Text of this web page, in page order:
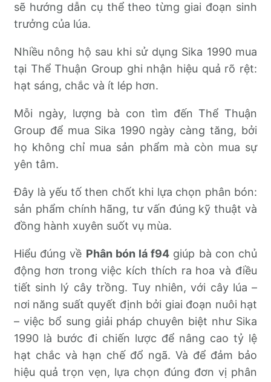
sẽ hướng dẫn cụ thể theo từng giai đoạn sinh
trưởng của lúa.
Nhiều nông hộ sau khi sử dụng Sika 1990 mua
tại Thể Thuận Group ghi nhận hiệu quả rõ rệt:
hạt sáng, chắc và ít lép hơn.
Mỗi ngày, lượng bà con tìm đến Thể Thuận
Group để mua Sika 1990 ngày càng tăng, bởi
họ không chỉ mua sản phẩm mà còn mua sự
yên tâm.
Đây là yếu tố then chốt khi lựa chọn phân bón:
sản phẩm chính hãng, tư vấn đúng kỹ thuật và
đồng hành xuyên suốt vụ mùa.
Hiểu đúng về Phân bón lá f94 giúp bà con chủ
động hơn trong việc kích thích ra hoa và điều
tiết sinh lý cây trồng. Tuy nhiên, với cây lúa –
nơi năng suất quyết định bởi giai đoạn nuôi hạt
– việc bổ sung giải pháp chuyên biệt như Sika
1990 là bước đi chiến lược để nâng cao tỷ lệ
hạt chắc và hạn chế đổ ngã. Và để đảm bảo
hiệu quả trọn vẹn, lựa chọn đúng đơn vị phân